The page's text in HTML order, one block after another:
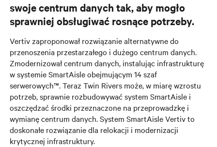
swoje centrum danych tak, aby mogło
sprawniej obsługiwać rosnące potrzeby.
Vertiv zaproponował rozwiązanie alternatywne do
przenoszenia przestarzałego i dużego centrum danych.
Zmodernizował centrum danych, instalując infrastrukturę
w systemie SmartAisle obejmującym 14 szaf
serwerowych™. Teraz Twin Rivers może, w miarę wzrostu
potrzeb, sprawnie rozbudowywać system SmartAisle i
oszczędzać środki przeznaczone na przeprowadzkę i
wymianę centrum danych. System SmartAisle Vertiv to
doskonałe rozwiązanie dla relokacji i modernizacji
krytycznej infrastruktury.